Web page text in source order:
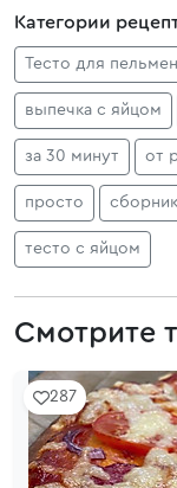
Категории
Тесто для
выпечка с яйцом
за 30 минут от
просто
тесто с яйцом
Смотрите
287